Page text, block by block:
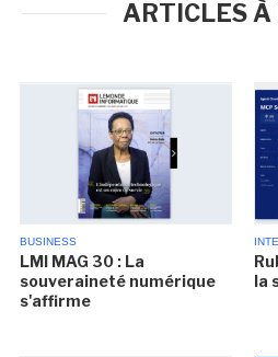
ARTICLES À
BUSINESS
LMI MAG 30 : La
souveraineté numérique
s'affirme
la